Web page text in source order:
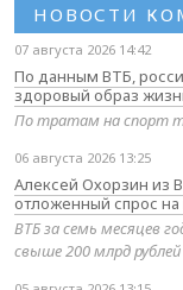
НОВОСТИ
07 августа 2026 14:42
По данным ВТБ,
здоровый образ
По тратам на спорт
06 августа 2026 13:25
Алексей Охорзин из
отложенный спрос на
ВТБ за семь месяцев
свыше 200 млрд рублей